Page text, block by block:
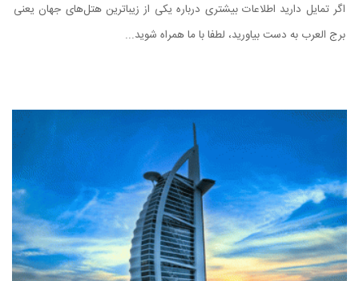
اگر تمایل دارید اطلاعات بیشتری درباره یکی از زیباترین هتل‌های جهان یعنی
برج العرب به دست بیاورید، لطفا با ما همراه شوید...